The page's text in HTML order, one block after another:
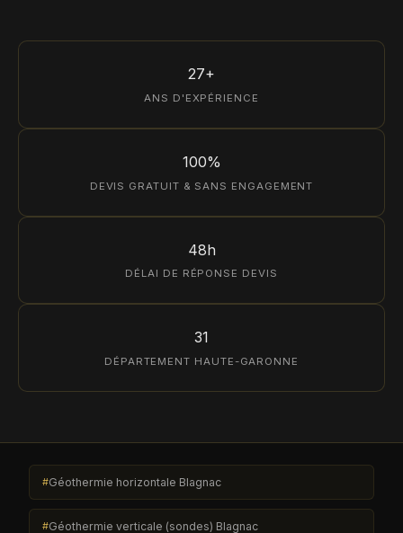
27+
ANS D'EXPÉRIENCE
100%
DEVIS GRATUIT & SANS ENGAGEMENT
48h
DÉLAI DE RÉPONSE DEVIS
31
DÉPARTEMENT HAUTE-GARONNE
Géothermie horizontale Blagnac
Géothermie verticale (sondes) Blagnac